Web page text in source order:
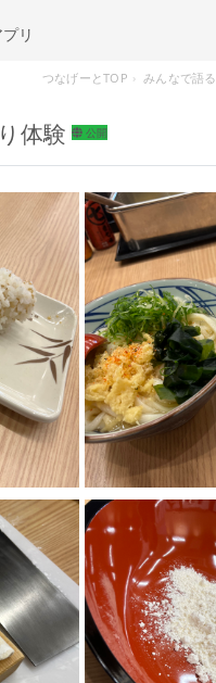
リ
つなげーとTOP みんなで語る
体験 公開